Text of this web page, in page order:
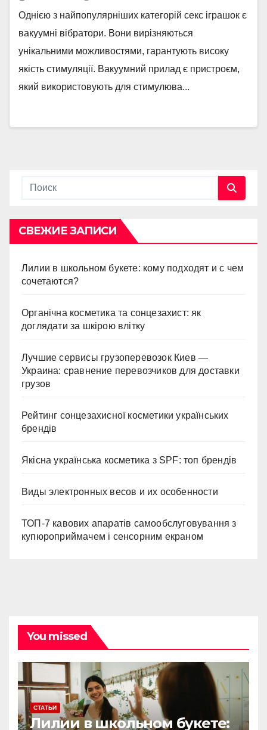
Однією з найпопулярніших категорій секс іграшок є
вакуумні вібратори. Вони вирізняються
унікальними можливостями, гарантують високу
якість стимуляції. Вакуумний прилад є пристроєм,
який використовують для стимулюва...
СВЕЖИЕ ЗАПИСИ
Лилии в школьном букете: кому подходят и с чем
сочетаются?
Органічна косметика та сонцезахист: як
доглядати за шкірою влітку
Лучшие сервисы грузоперевозок Киев —
Украина: сравнение перевозчиков для доставки
грузов
Рейтинг сонцезахисної косметики українських
брендів
Якісна українська косметика з SPF: топ брендів
Виды электронных весов и их особенности
ТОП-7 кавових апаратів самообслуговування з
купюроприймачем і сенсорним екраном
You missed
СТАТЬИ
Лилии в школьном букете: